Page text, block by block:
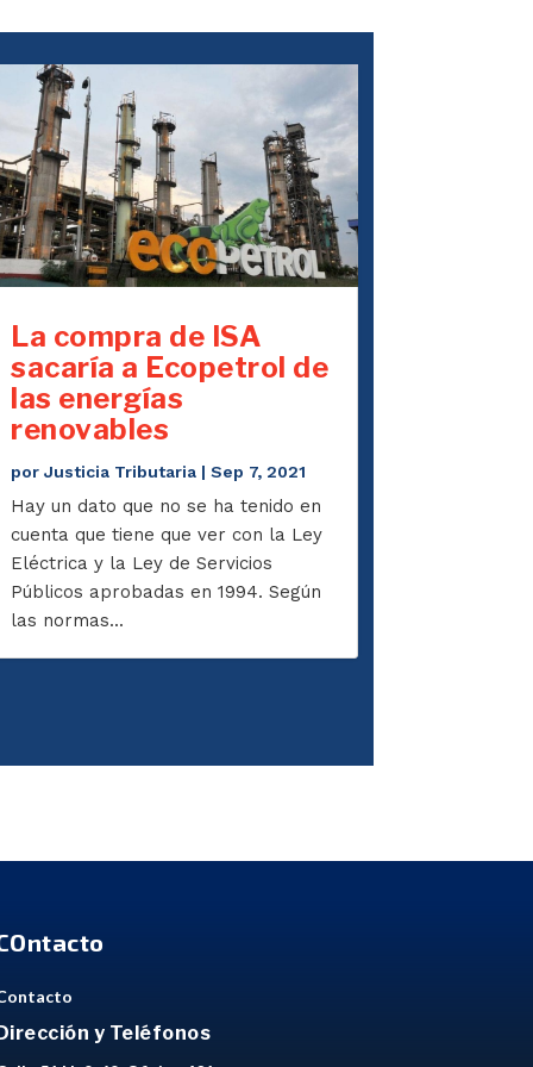
La compra de ISA
sacaría a Ecopetrol de
las energías
renovables
porJusticia Tributaria |Sep 7, 2021
Hay un dato que no se ha tenido en
cuenta que tiene que ver con la Ley
Eléctrica y la Ley de Servicios
Públicos aprobadas en 1994. Según
las normas...
y Teléfonos